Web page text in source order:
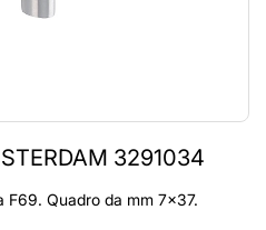
3291034
Quadro da mm 7x37.